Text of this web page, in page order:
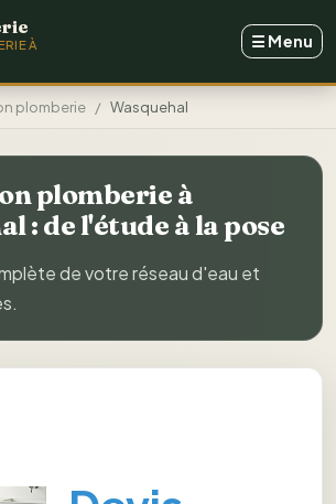
À
☰ Menu
plomberie Wasquehal
plomberie à
: de l'étude à la pose
de votre réseau d'eau et